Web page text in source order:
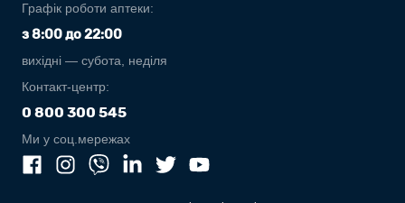
Графік роботи аптеки:
з 8:00 до 22:00
вихідні — субота, неділя
Контакт-центр:
0 800 300 545
Ми у соц.мережах